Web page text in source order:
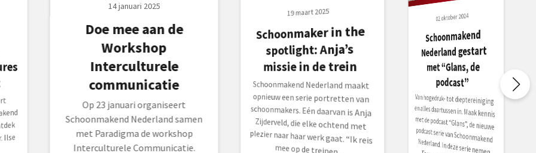
14 januari 2025
Doe mee aan de
Workshop
Interculturele
communicatie
Op 23 januari organiseert
Schoonmakend Nederland samen
met Paradigma de workshop
Interculturele Communicatie.
19 maart 2025
Schoonmaker in the
spotlight: Anja’s
missie in de trein
Schoonmakend Nederland maakt
opnieuw een serie portretten van
schoonmakers. Eén daarvan is Anja
Zijderveld, die elke ochtend met
plezier naar haar werk gaat. “Ik reis
02 oktober 2024
Schoonmakend
Nederland gestart
met “Glans, de
podcast”
Van hogedruk- tot dieptereiniging
en alles daartussen in. Maak kennis
met de podcast “Glans”, de nieuwe
podcast serie van Schoonmakend
Nederland. In deze serie nemen